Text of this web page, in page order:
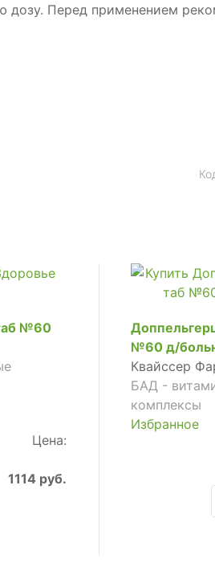
дозу. Перед применением
№60
Цена:
1114 руб.
№60 д/
Квайссер
БАД -
комплексы
Избранное